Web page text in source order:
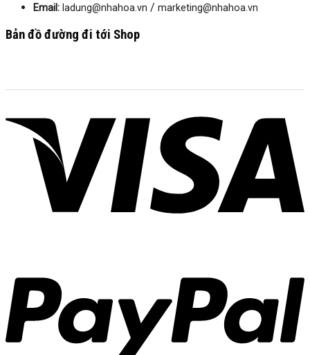
Email: ladung@nhahoa.vn / marketing@nhahoa.vn
Bản đồ đường đi tới Shop